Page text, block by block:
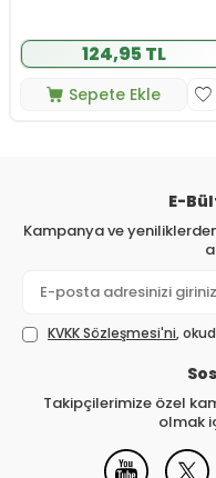
124,95 TL
Sepete Ekle
E-
Kampanya ve
KVKK Sözleşmesi'ni,
Takipçilerimize özel
olmak